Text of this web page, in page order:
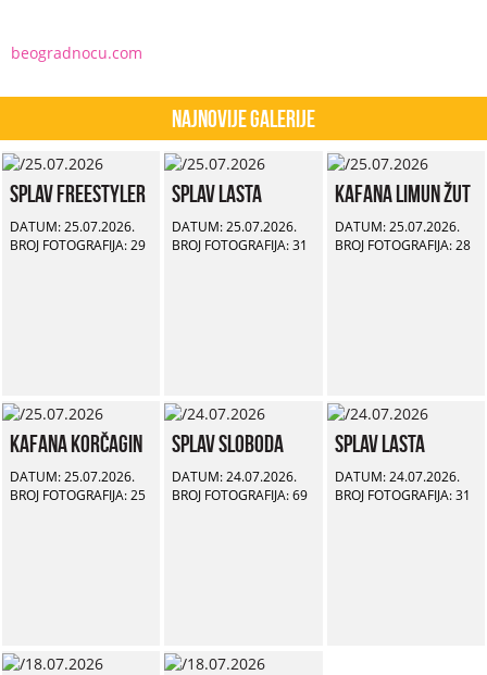
beogradnocu.com
Najnovije Galerije
Splav Freestyler
DATUM: 25.07.2026.
BROJ FOTOGRAFIJA: 29
Splav Lasta
DATUM: 25.07.2026.
BROJ FOTOGRAFIJA: 31
Kafana Limun Žut
DATUM: 25.07.2026.
BROJ FOTOGRAFIJA: 28
Kafana Korčagin
DATUM: 25.07.2026.
BROJ FOTOGRAFIJA: 25
Splav Sloboda
DATUM: 24.07.2026.
BROJ FOTOGRAFIJA: 69
Splav Lasta
DATUM: 24.07.2026.
BROJ FOTOGRAFIJA: 31